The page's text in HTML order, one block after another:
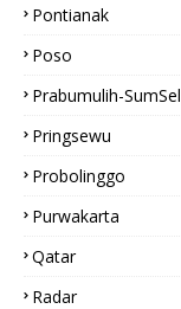
Pontianak
Poso
Prabumulih-SumSel
Pringsewu
Probolinggo
Purwakarta
Qatar
Radar